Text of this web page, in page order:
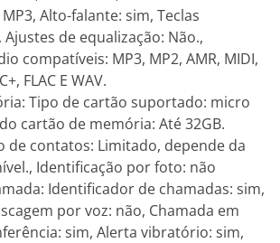
Alto-falante: sim, Teclas
Ajustes de equalização: Não.,
compatíveis: MP3, MP2, AMR, MIDI,
FLAC E WAV.
Tipo de cartão suportado: micro
cartão de memória: Até 32GB.
de contatos: Limitado, depende da
Identificação por foto: não
Identificador de chamadas: sim,
por voz: não, Chamada em
sim, Alerta vibratório: sim,